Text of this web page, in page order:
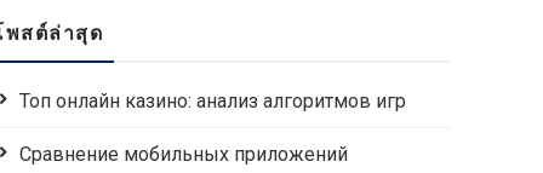
พสต์ล่าสุด
Топ онлайн казино: анализ алгоритмов игр
Сравнение мобильных приложений